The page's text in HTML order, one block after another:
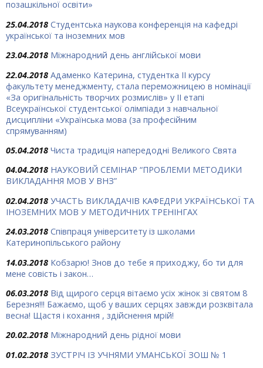
позашкільної освіти»
25.04.2018 Студентська наукова конференція на кафедрі
української та іноземних мов
23.04.2018 Міжнародний день англійської мови
22.04.2018 Адаменко Катерина, студентка ІІ курсу
факультету менеджменту, стала переможницею в номінації
«За оригінальність творчих розмислів» у ІІ етапі
Всеукраїнської студентської олімпіади з навчальної
дисципліни «Українська мова (за професійним
спрямуванням)
05.04.2018 Чиста традиція напередодні Великого Свята
04.04.2018 НАУКОВИЙ СЕМІНАР “ПРОБЛЕМИ МЕТОДИКИ
ВИКЛАДАННЯ МОВ У ВНЗ”
02.04.2018 УЧАСТЬ ВИКЛАДАЧІВ КАФЕДРИ УКРАЇНСЬКОЇ ТА
ІНОЗЕМНИХ МОВ У МЕТОДИЧНИХ ТРЕНІНГАХ
24.03.2018 Співпраця університету із школами
Катеринопільського району
14.03.2018 Кобзарю! Знов до тебе я приходжу, бо ти для
мене совість і закон…
06.03.2018 Від щирого серця вітаємо усіх жінок зі святом 8
Березня!!! Бажаємо, щоб у ваших серцях завжди розквітала
весна! Щастя і кохання , здійснення мрій!
20.02.2018 Міжнародний день рідної мови
01.02.2018 ЗУСТРІЧ ІЗ УЧНЯМИ УМАНСЬКОЇ ЗОШ № 1